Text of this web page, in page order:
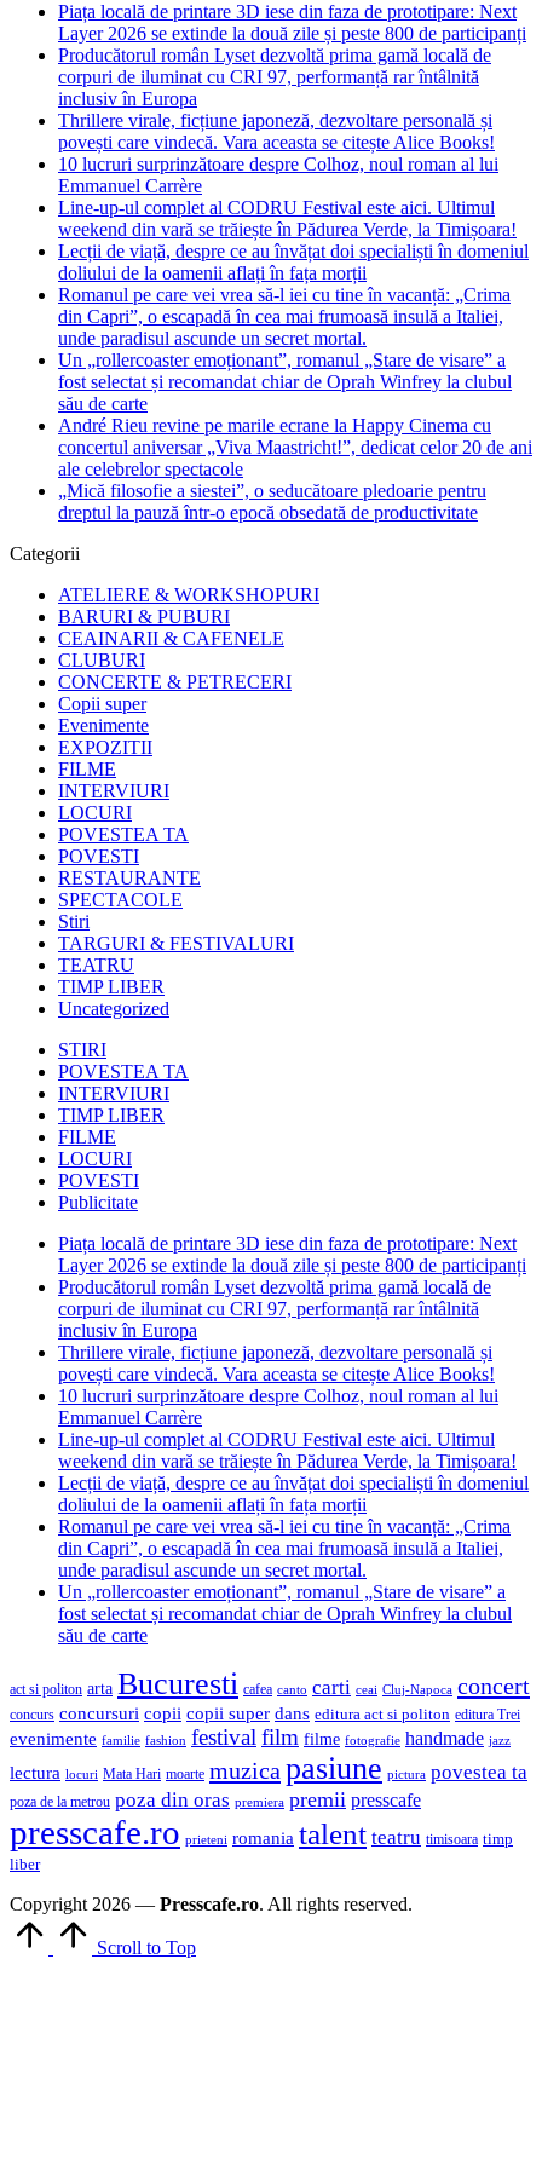
Piața locală de printare 3D iese din faza de prototipare: Next
Layer 2026 se extinde la două zile și peste 800 de participanți
Producătorul român Lyset dezvoltă prima gamă locală de
corpuri de iluminat cu CRI 97, performanță rar întâlnită
inclusiv în Europa
Thrillere virale, ficțiune japoneză, dezvoltare personală și
povești care vindecă. Vara aceasta se citește Alice Books!
10 lucruri surprinzătoare despre Colhoz, noul roman al lui
Emmanuel Carrère
Line-up-ul complet al CODRU Festival este aici. Ultimul
weekend din vară se trăiește în Pădurea Verde, la Timișoara!
Lecții de viață, despre ce au învățat doi specialiști în domeniul
doliului de la oamenii aflați în fața morții
Romanul pe care vei vrea să-l iei cu tine în vacanță: „Crima
din Capri”, o escapadă în cea mai frumoasă insulă a Italiei,
unde paradisul ascunde un secret mortal.
Un „rollercoaster emoționant”, romanul „Stare de visare” a
fost selectat și recomandat chiar de Oprah Winfrey la clubul
său de carte
André Rieu revine pe marile ecrane la Happy Cinema cu
concertul aniversar „Viva Maastricht!”, dedicat celor 20 de ani
ale celebrelor spectacole
„Mică filosofie a siestei”, o seducătoare pledoarie pentru
dreptul la pauză într-o epocă obsedată de productivitate
Categorii
ATELIERE & WORKSHOPURI
BARURI & PUBURI
CEAINARII & CAFENELE
CLUBURI
CONCERTE & PETRECERI
Copii super
Evenimente
EXPOZITII
FILME
INTERVIURI
LOCURI
POVESTEA TA
POVESTI
RESTAURANTE
SPECTACOLE
Stiri
TARGURI & FESTIVALURI
TEATRU
TIMP LIBER
Uncategorized
STIRI
POVESTEA TA
INTERVIURI
TIMP LIBER
FILME
LOCURI
POVESTI
Publicitate
Piața locală de printare 3D iese din faza de prototipare: Next
Layer 2026 se extinde la două zile și peste 800 de participanți
Producătorul român Lyset dezvoltă prima gamă locală de
corpuri de iluminat cu CRI 97, performanță rar întâlnită
inclusiv în Europa
Thrillere virale, ficțiune japoneză, dezvoltare personală și
povești care vindecă. Vara aceasta se citește Alice Books!
10 lucruri surprinzătoare despre Colhoz, noul roman al lui
Emmanuel Carrère
Line-up-ul complet al CODRU Festival este aici. Ultimul
weekend din vară se trăiește în Pădurea Verde, la Timișoara!
Lecții de viață, despre ce au învățat doi specialiști în domeniul
doliului de la oamenii aflați în fața morții
Romanul pe care vei vrea să-l iei cu tine în vacanță: „Crima
din Capri”, o escapadă în cea mai frumoasă insulă a Italiei,
unde paradisul ascunde un secret mortal.
Un „rollercoaster emoționant”, romanul „Stare de visare” a
fost selectat și recomandat chiar de Oprah Winfrey la clubul
său de carte
act si politon arta Bucuresti cafea canto carti ceai Cluj-Napoca concert
concurs concursuri copii copii super dans editura act si politon editura Trei
evenimente familie fashion festival film filme fotografie handmade jazz
lectura locuri Mata Hari moarte muzica pasiune pictura povestea ta
poza de la metrou poza din oras premiera premii presscafe
presscafe.ro prieteni romania talent teatru timisoara timp
liber
Copyright 2026 — Presscafe.ro. All rights reserved.
Scroll to Top